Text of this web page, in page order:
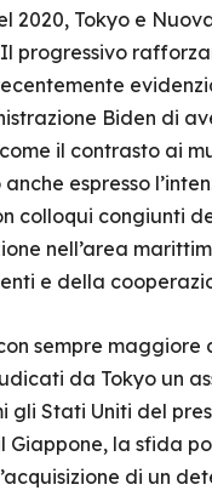
2020, Tokyo e
progressivo
Biden di
il contrasto ai
espresso
colloqui congiunti
nell’area
e della
sempre maggiore
da Tokyo un
gli Stati Uniti del
Giappone, la sfida
di un